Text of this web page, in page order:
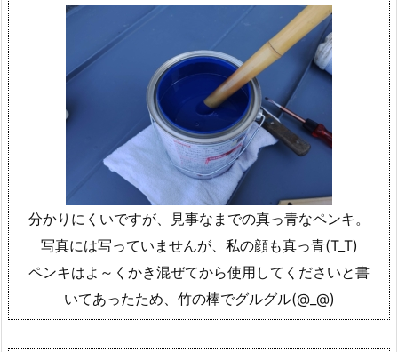
分かりにくいですが、見事なまでの真っ青なペンキ。
写真には写っていませんが、私の顔も真っ青(T_T)
ペンキはよ～くかき混ぜてから使用してくださいと書
いてあったため、竹の棒でグルグル(@_@)